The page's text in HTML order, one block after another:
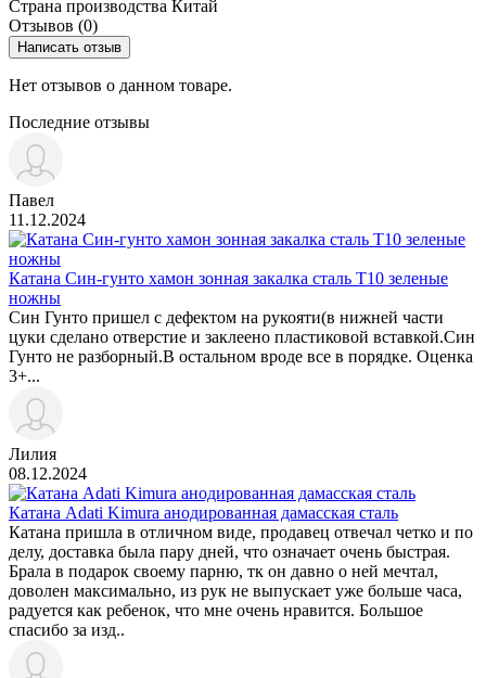
Страна производства Китай
Отзывов (0)
Написать отзыв
Нет отзывов о данном товаре.
Последние отзывы
Павел
11.12.2024
Катана Син-гунто хамон зонная закалка сталь T10 зеленые
ножны
Син Гунто пришел с дефектом на рукояти(в нижней части
цуки сделано отверстие и заклеено пластиковой вставкой.Син
Гунто не разборный.В остальном вроде все в порядке. Оценка
3+...
Лилия
08.12.2024
Катана Adati Kimura анодированная дамасская сталь
Катана пришла в отличном виде, продавец отвечал четко и по
делу, доставка была пару дней, что означает очень быстрая.
Брала в подарок своему парню, тк он давно о ней мечтал,
доволен максимально, из рук не выпускает уже больше часа,
радуется как ребенок, что мне очень нравится. Большое
спасибо за изд..